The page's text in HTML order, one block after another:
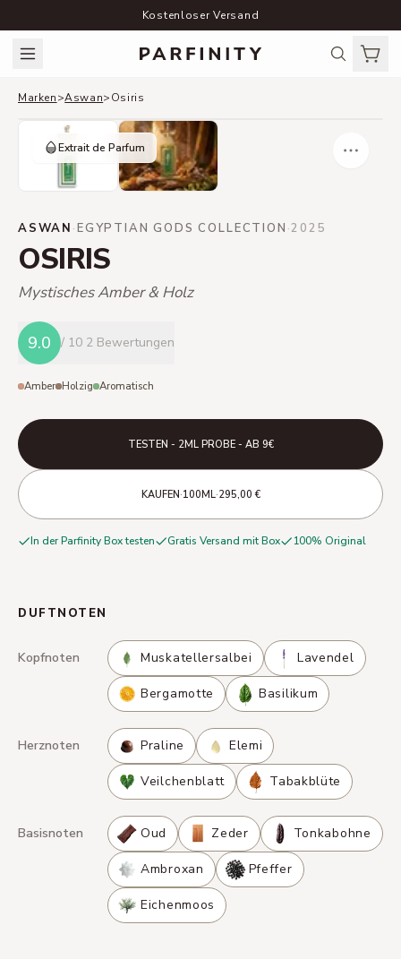
Kostenloser Versand
Marken>Aswan>Osiris
Extrait de Parfum
ASWAN ·EGYPTIAN GODS COLLECTION ·2025
OSIRIS
Mystisches Amber & Holz
9.0 / 10 2 Bewertungen
Amber Holzig Aromatisch
TESTEN - 2ML PROBE - AB 9€
KAUFEN·100ML·295,00 €
In der Parfinity Box testen Gratis Versand mit Box 100% Original
DUFTNOTEN
Kopfnoten Muskatellersalbei Lavendel
Bergamotte Basilikum
Herznoten Praline Elemi
Veilchenblatt Tabakblüte
Basisnoten Oud Zeder Tonkabohne
Ambroxan Pfeffer
Eichenmoos